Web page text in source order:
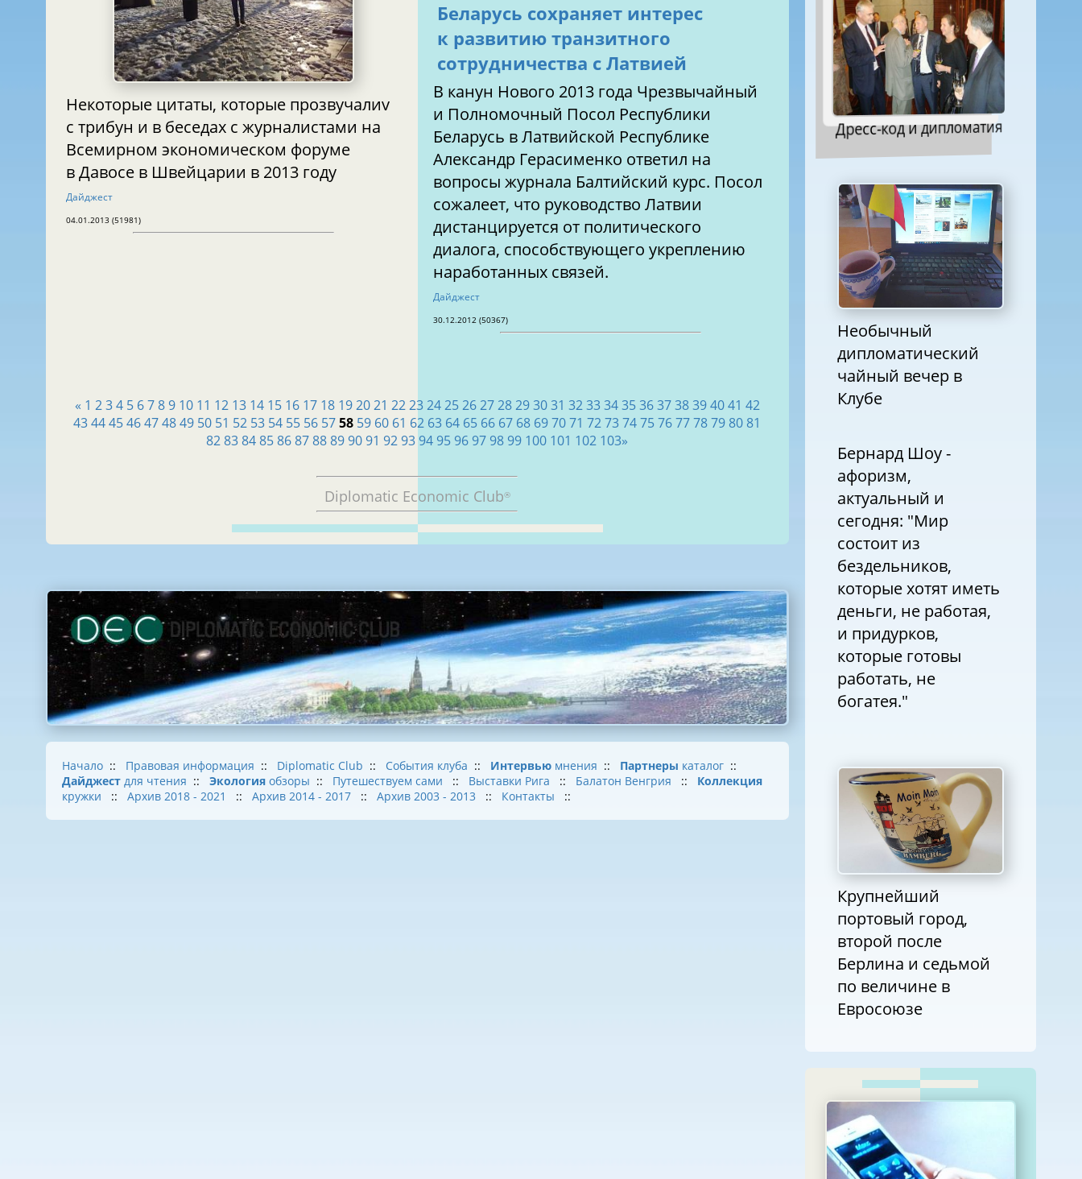
Некоторые цитаты, которые прозвучалиv
с трибун и в беседах с журналистами на
Всемирном экономическом форуме
в Давосе в Швейцарии в 2013 году
Дайджест
04.01.2013 (51981)
Беларусь сохраняет интерес
к развитию транзитного
сотрудничества с Латвией
В канун Нового 2013 года Чрезвычайный
и Полномочный Посол Республики
Беларусь в Латвийской Республике
Александр Герасименко ответил на
вопросы журнала Балтийский курс. Посол
сожалеет, что руководство Латвии
дистанцируется от политического
диалога, способствующего укреплению
наработанных связей.
Дайджест
30.12.2012 (50367)
« 1 234 5 6789 10 11 12 13 14 15 16 17 18 192021 22232425262728293031 32333435363738394041 42
43444546474849 50 51 52 53 54 55 56 5758 59 60 61 62 63 64 65 66 67 68 697071 7273747576777879 80 81
82838485868788899091 9293 94 95 96 97 98 99 100 101 102 103»
Diplomatic Economic Club®
Начало :: Правовая информация :: Diplomatic Club :: События клуба :: Интервью мнения :: Партнеры каталог ::
Дайджест для чтения :: Экология обзоры :: Путешествуем сами :: Выставки Рига :: Балатон Венгрия :: Коллекция
кружки
:: Архив 2018 - 2021 :: Архив 2014 - 2017 :: Архив 2003 - 2013 :: Контакты ::
Дресс-код и дипломатия
Необычный
дипломатический
чайный вечер в
Клубе
Бернард Шоу -
афоризм,
актуальный и
сегодня: "Мир
состоит из
бездельников,
которые хотят иметь
деньги, не работая,
и придурков,
которые готовы
работать, не
богатея."
Крупнейший
портовый город,
второй после
Берлина и седьмой
по величине в
Евросоюзе